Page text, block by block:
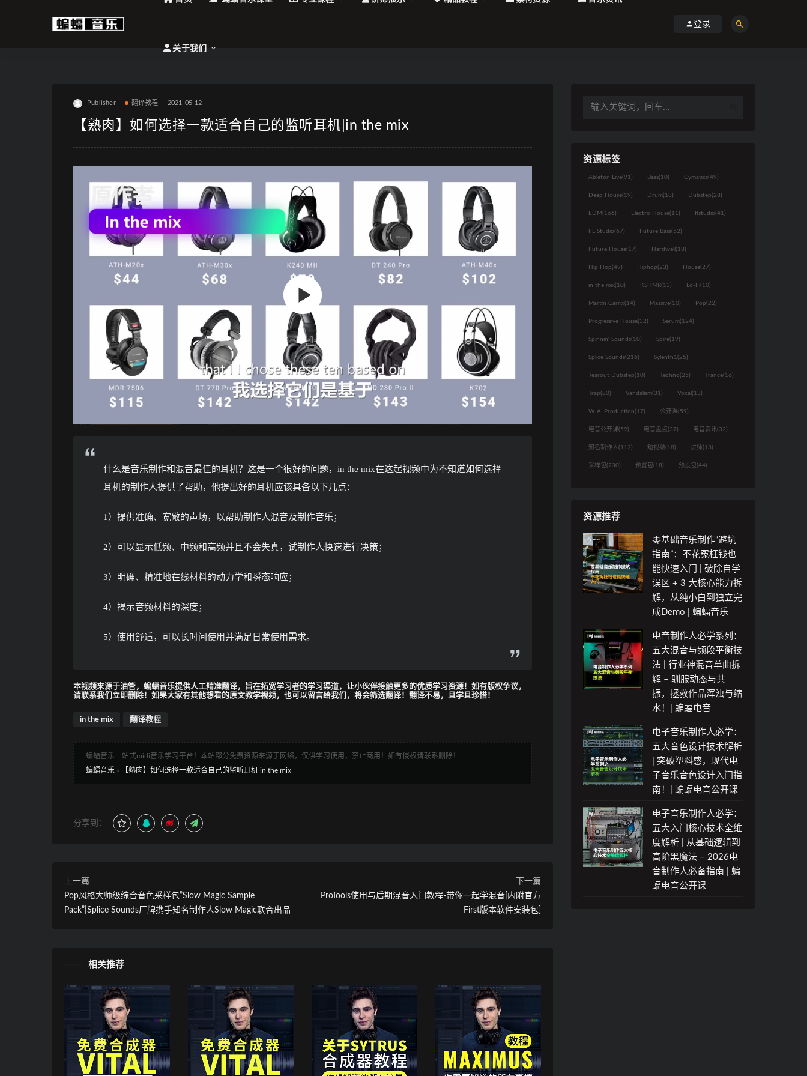
关于我们
登录
Publisher 翻译教程 2021-05-12
【熟肉】如何选择一款适合自己的监听耳机|in the mix
什么是音乐制作和混音最佳的耳机？这是一个很好的问题，in the mix在这起视频中为不知道如何选择
耳机的制作人提供了帮助，他提出好的耳机应该具备以下几点：
1）提供准确、宽敞的声场，以帮助制作人混音及制作音乐；
2）可以显示低频、中频和高频并且不会失真，试制作人快速进行决策；
3）明确、精准地在线材料的动力学和瞬态响应；
4）揭示音频材料的深度；
5）使用舒适，可以长时间使用并满足日常使用需求。
本视频来源于油管，蝙蝠音乐提供人工精准翻译，旨在拓宽学习者的学习渠道，让小伙伴接触更多的优质学习资源！如有版权争议，
请联系我们立即删除！如果大家有其他想看的原文教学视频，也可以留言给我们，将会筛选翻译！翻译不易，且学且珍惜！
in the mix 翻译教程
蝙蝠音乐一站式midi音乐学习平台！本站部分免费资源来源于网络，仅供学习使用，禁止商用！如有侵权请联系删除！
蝙蝠音乐 » 【熟肉】如何选择一款适合自己的监听耳机|in the mix
分享到：
上一篇
Pop风格大师级综合音色采样包”Slow Magic Sample
Pack”|Splice Sounds厂牌携手知名制作人Slow Magic联合出品
下一篇
ProTools使用与后期混音入门教程-带你一起学混音[内附官方
First版本软件安装包]
相关推荐
资源标签
Ableton Live(91) Bass(10) Cymatics(49)
Deep House(19) Drum(18) Dubstep(28)
EDM(166) Electro House(11) flstudio(41)
FL Studio(67) Future Bass(52)
Future House(17) Hardwell (18)
Hip Hop(49) Hiphop(23) House(27)
in the mix(10) KSHMR(13) Lo-Fi(10)
Martin Garrix(14) Massive(10) Pop(22)
Progressive House(32) Serum(124)
Spinnin' Sounds(10) Spire(19)
Splice Sounds(216) Sylenth1(25)
Tearout Dubstep(10) Techno(25) Trance(16)
Trap(80) Vandalism(31) Vocal (13)
W. A. Production(17) 公开课(59)
电音公开课(59) 电音盘点(37) 电音资讯(32)
知名制作人(112) 短视频 (18) 讲师(13)
采样包(230) 预置包(18) 预设包(44)
资源推荐
零基础音乐制作“避坑
指南”：不花冤枉钱也
能快速入门 | 破除自学
误区 + 3 大核心能力拆
解，从纯小白到独立完
成Demo | 蝙蝠音乐
电音制作人必学系列：
五大混音与频段平衡技
法 | 行业神混音单曲拆
解 – 驯服动态与共
振，拯救作品浑浊与缩
水！| 蝙蝠电音
电子音乐制作人必学：
五大音色设计技术解析
| 突破塑料感，现代电
子音乐音色设计入门指
南！| 蝙蝠电音公开课
电子音乐制作人必学：
五大入门核心技术全维
度解析 | 从基础逻辑到
高阶黑魔法 – 2026电
音制作人必备指南 | 蝙
蝠电音公开课